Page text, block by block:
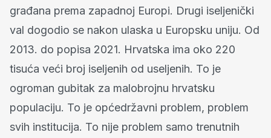
građana prema zapadnoj Europi. Drugi iseljenički
val dogodio se nakon ulaska u Europsku uniju. Od
2013. do popisa 2021. Hrvatska ima oko 220
tisuća veći broj iseljenih od useljenih. To je
ogroman gubitak za malobrojnu hrvatsku
populaciju. To je općedržavni problem, problem
svih institucija. To nije problem samo trenutnih